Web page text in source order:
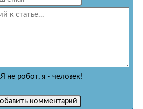
Я не робот, я - человек!